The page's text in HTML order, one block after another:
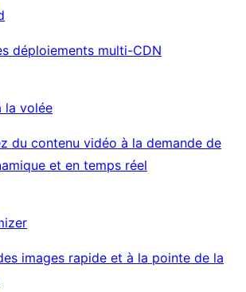
déploiements multi-CDN
la volée
du contenu vidéo à la demande de
et en temps réel
images rapide et à la pointe de la